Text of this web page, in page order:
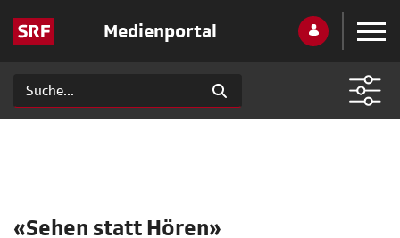
Medienportal
«Sehen statt Hören»